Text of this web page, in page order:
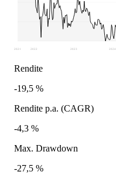
2021 2022 2023 2024
Rendite
-19,5 %
Rendite p.a. (CAGR)
-4,3 %
Max. Drawdown
-27,5 %